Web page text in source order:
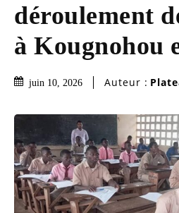
déroulement
à Kougnohou
juin 10, 2026 Auteur :